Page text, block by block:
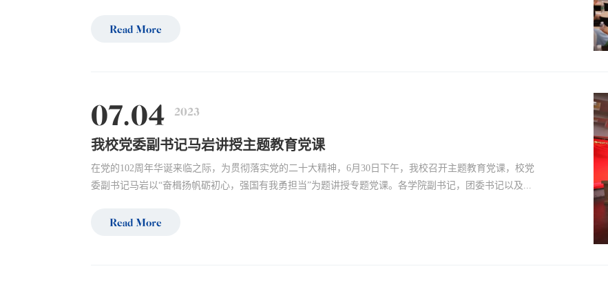
Read More
07.04 2023
我校党委副书记马岩讲授主题教育党课
在党的102周年华诞来临之际，为贯彻落实党的二十大精神，6月30日下午，我校召开主题教育党课，校党
委副书记马岩以“奋楫扬帆砺初心，强国有我勇担当”为题讲授专题党课。各学院副书记，团委书记以及...
Read More